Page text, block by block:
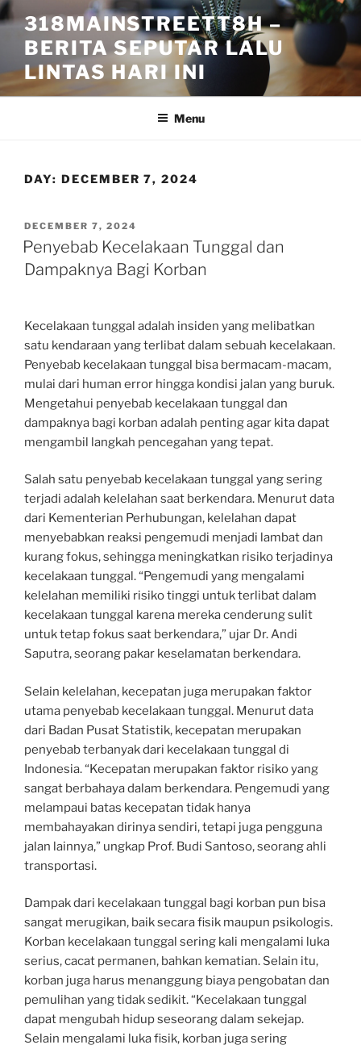
Skip
to
content
318MAINSTREETT8H –
BERITA SEPUTAR LALU
LINTAS HARI INI
Menu
DAY: DECEMBER 7, 2024
POSTED
ON
DECEMBER 7, 2024
Penyebab Kecelakaan Tunggal dan
Dampaknya Bagi Korban
Kecelakaan tunggal adalah insiden yang melibatkan
satu kendaraan yang terlibat dalam sebuah kecelakaan.
Penyebab kecelakaan tunggal bisa bermacam-macam,
mulai dari human error hingga kondisi jalan yang buruk.
Mengetahui penyebab kecelakaan tunggal dan
dampaknya bagi korban adalah penting agar kita dapat
mengambil langkah pencegahan yang tepat.
Salah satu penyebab kecelakaan tunggal yang sering
terjadi adalah kelelahan saat berkendara. Menurut data
dari Kementerian Perhubungan, kelelahan dapat
menyebabkan reaksi pengemudi menjadi lambat dan
kurang fokus, sehingga meningkatkan risiko terjadinya
kecelakaan tunggal. “Pengemudi yang mengalami
kelelahan memiliki risiko tinggi untuk terlibat dalam
kecelakaan tunggal karena mereka cenderung sulit
untuk tetap fokus saat berkendara,” ujar Dr. Andi
Saputra, seorang pakar keselamatan berkendara.
Selain kelelahan, kecepatan juga merupakan faktor
utama penyebab kecelakaan tunggal. Menurut data
dari Badan Pusat Statistik, kecepatan merupakan
penyebab terbanyak dari kecelakaan tunggal di
Indonesia. “Kecepatan merupakan faktor risiko yang
sangat berbahaya dalam berkendara. Pengemudi yang
melampaui batas kecepatan tidak hanya
membahayakan dirinya sendiri, tetapi juga pengguna
jalan lainnya,” ungkap Prof. Budi Santoso, seorang ahli
transportasi.
Dampak dari kecelakaan tunggal bagi korban pun bisa
sangat merugikan, baik secara fisik maupun psikologis.
Korban kecelakaan tunggal sering kali mengalami luka
serius, cacat permanen, bahkan kematian. Selain itu,
korban juga harus menanggung biaya pengobatan dan
pemulihan yang tidak sedikit. “Kecelakaan tunggal
dapat mengubah hidup seseorang dalam sekejap.
Selain mengalami luka fisik, korban juga sering